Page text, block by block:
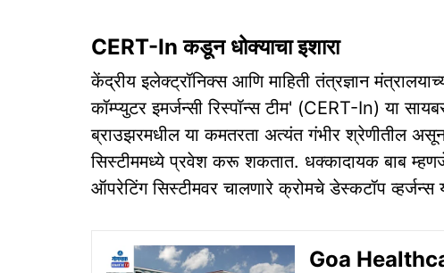
CERT-In कडून धोक्याचा इशारा
केंद्रीय इलेक्ट्रॉनिक्स आणि माहिती तंत्रज्ञान
कॉम्प्युटर इमर्जन्सी रिस्पॉन्स टीम' (CERT-In) या
ब्राउझरमधील या कमतरता अत्यंत गंभीर श्रेणीतील असून,
सिस्टीममध्ये प्रवेश करू शकतात. धक्कादायक बाब
ऑपरेटिंग सिस्टीमवर चालणारे क्रोमचे डेस्कटॉप व्हर्जन्स
Goa